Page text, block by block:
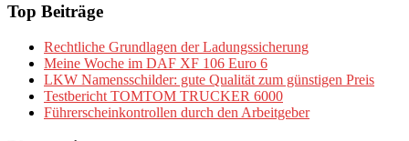
Top Beiträge
Rechtliche Grundlagen der Ladungssicherung
Meine Woche im DAF XF 106 Euro 6
LKW Namensschilder: gute Qualität zum günstigen Preis
Testbericht TOMTOM TRUCKER 6000
Führerscheinkontrollen durch den Arbeitgeber